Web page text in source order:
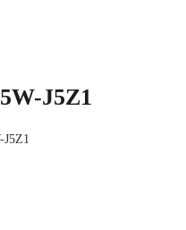
J5Z1
J5Z1